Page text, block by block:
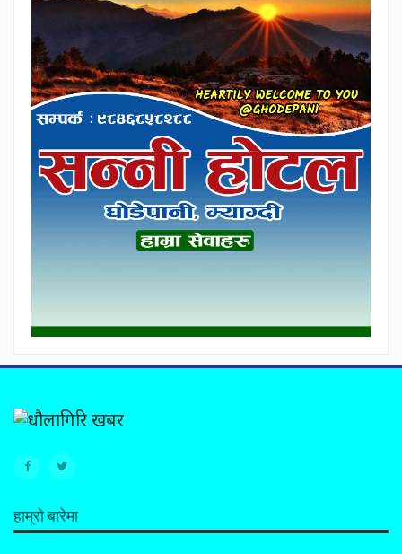
हाम्रो बारेमा